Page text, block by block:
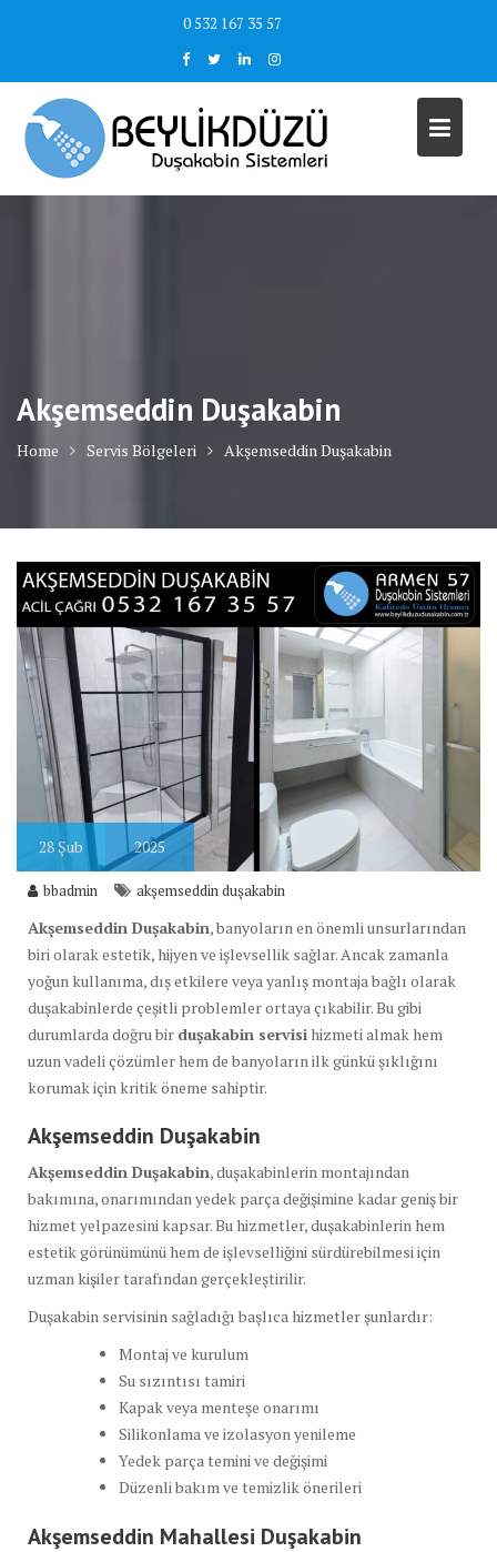
0 532 167 35 57
Akşemseddin Duşakabin
Home Servis Bölgeleri Akşemseddin Duşakabin
28 Şub 2025
bbadmin akşemseddin duşakabin
Akşemseddin Duşakabin, banyoların en önemli unsurlarından
biri olarak estetik, hijyen ve işlevsellik sağlar. Ancak zamanla
yoğun kullanıma, dış etkilere veya yanlış montaja bağlı olarak
duşakabinlerde çeşitli problemler ortaya çıkabilir. Bu gibi
durumlarda doğru bir duşakabin servisi hizmeti almak hem
uzun vadeli çözümler hem de banyoların ilk günkü şıklığını
korumak için kritik öneme sahiptir.
Akşemseddin Duşakabin
Akşemseddin Duşakabin, duşakabinlerin montajından
bakımına, onarımından yedek parça değişimine kadar geniş bir
hizmet yelpazesini kapsar. Bu hizmetler, duşakabinlerin hem
estetik görünümünü hem de işlevselliğini sürdürebilmesi için
uzman kişiler tarafından gerçekleştirilir.
Duşakabin servisinin sağladığı başlıca hizmetler şunlardır:
Montaj ve kurulum
Su sızıntısı tamiri
Kapak veya menteşe onarımı
Silikonlama ve izolasyon yenileme
Yedek parça temini ve değişimi
Düzenli bakım ve temizlik önerileri
Akşemseddin Mahallesi Duşakabin